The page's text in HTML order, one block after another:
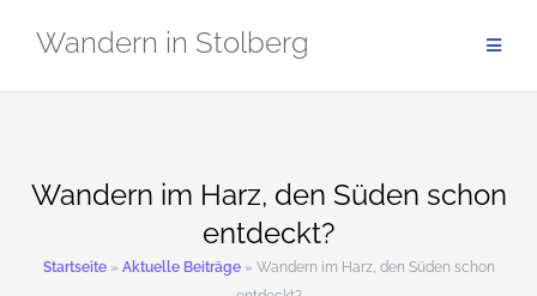
InhaltWandern in Stolberg
Wandern im Harz, den Süden schon
entdeckt?
Startseite» Aktuelle Beiträge» Wandern im Harz, den Süden schon